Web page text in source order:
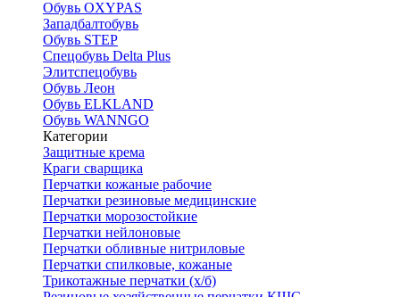
Обувь OXYPAS
Западбалтобувь
Обувь STEP
Спецобувь Delta Plus
Элитспецобувь
Обувь Леон
Обувь ELKLAND
Обувь WANNGO
Категории
Защитные крема
Краги сварщика
Перчатки кожаные рабочие
Перчатки резиновые медицинские
Перчатки морозостойкие
Перчатки нейлоновые
Перчатки обливные нитриловые
Перчатки спилковые, кожаные
Трикотажные перчатки (х/б)